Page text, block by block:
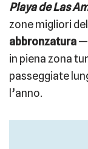
Playa de Las
zone migliori
abbronzatura—
in piena zona
passeggiate
l’anno.